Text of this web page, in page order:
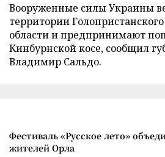
Вооруженные силы Украины
территории
области и предпринимают
Кинбурнской косе, сообщил
Владимир Сальдо.
Фестиваль «Русское лето»
жителей Орла